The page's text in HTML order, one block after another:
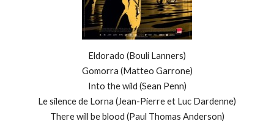
Eldorado (Bouli Lanners)
Gomorra (Matteo Garrone)
Into the wild (Sean Penn)
Le silence de Lorna (Jean-Pierre et Luc Dardenne)
There will be blood (Paul Thomas Anderson)